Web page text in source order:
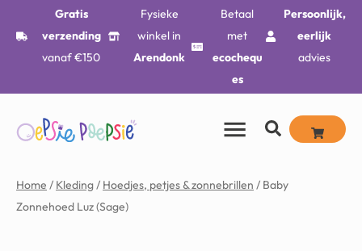
Gratis
verzending
vanaf €150
Fysieke
winkel in
Arendonk
Betaal
met
ecochequ
es
Persoonlijk,
eerlijk
advies
Home / Kleding/ Hoedjes, petjes & zonnebrillen / Baby
Zonnehoed Luz (Sage)